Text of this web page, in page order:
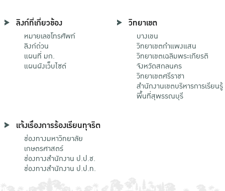
ลิงก์ที่เกี่ยวข้อง
หมายเลขโทรศัพท์
ลิงก์ด่วน
แผนที่ มก.
แผนผังเว็บไซต์
วิทยาเขต
บางเขน
วิทยาเขตกําแพงแสน
วิทยาเขตเฉลิมพระเกียรติ
จังหวัดสกลนคร
วิทยาเขตศรีราชา
สำนักงานเขตบริหารการเรียนรู้
พื้นที่สุพรรณบุรี
แจ้งเรื่องการร้องเรียนทุจริต
ช่องทางมหาวิทยาลัย
เกษตรศาสตร์
ช่องทางสำนักงาน ป.ป.ช.
ช่องทางสำนักงาน ป.ป.ท.